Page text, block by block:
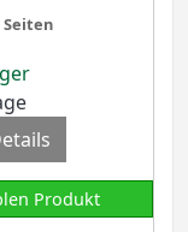
Seiten
Produkt